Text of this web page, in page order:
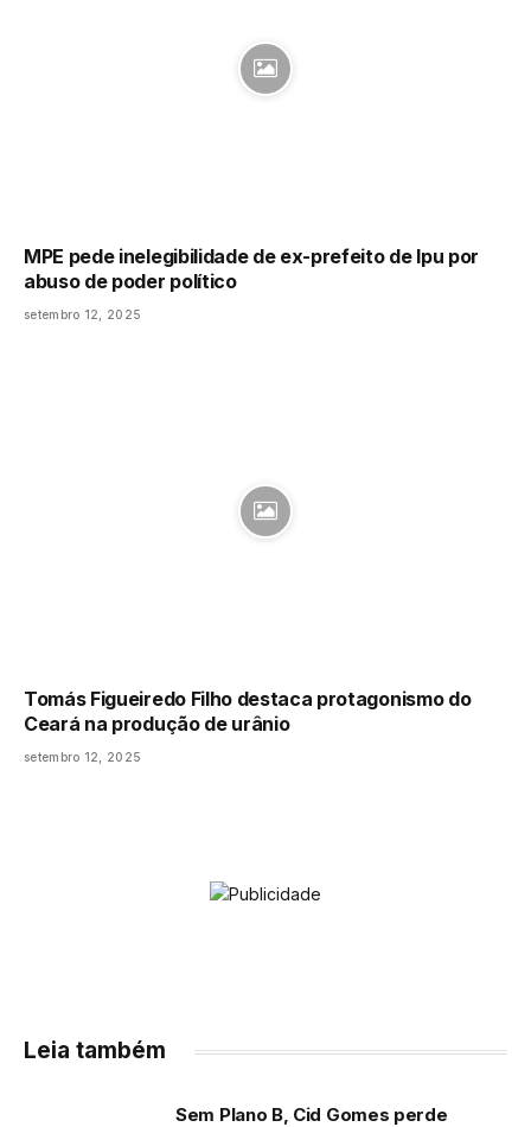
MPE pede inelegibilidade de ex-prefeito de Ipu por
abuso de poder político
setembro 12, 2025
Tomás Figueiredo Filho destaca protagonismo do
Ceará na produção de urânio
setembro 12, 2025
Leia também
Sem Plano B, Cid Gomes perde